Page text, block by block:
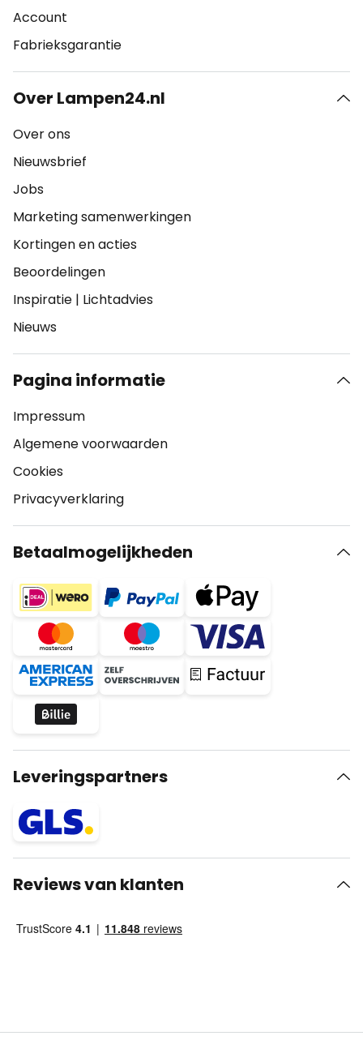
Account
Fabrieksgarantie
Over Lampen24.nl
Over ons
Nieuwsbrief
Jobs
Marketing samenwerkingen
Kortingen en acties
Beoordelingen
Inspiratie | Lichtadvies
Nieuws
Pagina informatie
Impressum
Algemene voorwaarden
Cookies
Privacyverklaring
Betaalmogelijkheden
Leveringspartners
Reviews van klanten